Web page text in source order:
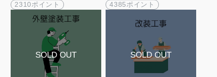
2310ポイント 4385ポイント